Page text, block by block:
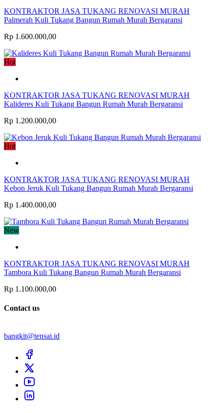
KONTRAKTOR JASA TUKANG RENOVASI MURAH
Palmerah Kuli Tukang Bangun Rumah Murah Bergaransi
Rp 1.600.000,00
Hot
KONTRAKTOR JASA TUKANG RENOVASI MURAH
Kalideres Kuli Tukang Bangun Rumah Murah Bergaransi
Rp 1.200.000,00
Hot
KONTRAKTOR JASA TUKANG RENOVASI MURAH
Kebon Jeruk Kuli Tukang Bangun Rumah Murah Bergaransi
Rp 1.400.000,00
New
KONTRAKTOR JASA TUKANG RENOVASI MURAH
Tambora Kuli Tukang Bangun Rumah Murah Bergaransi
Rp 1.100.000,00
Contact us
bangkit@tensai.id